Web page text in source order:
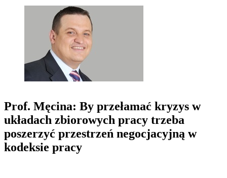
Prof. Męcina: By przełamać kryzys w
układach zbiorowych pracy trzeba
poszerzyć przestrzeń negocjacyjną w
kodeksie pracy